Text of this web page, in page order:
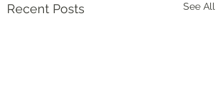
Recent Posts See All